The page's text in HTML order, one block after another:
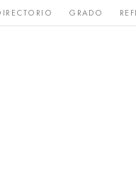
GRADO
acero